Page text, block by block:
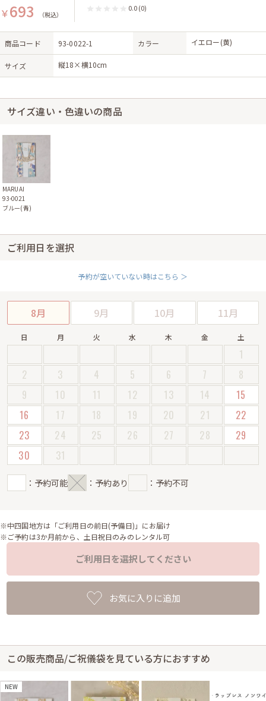
￥693 （税込）
0.0(0)
商品コード 93-0022-1 カラー イエロー(黄)
サイズ 縦18×横10cm
サイズ違い・色違いの商品
MARUAI
93-0021
ブルー(青)
ご利用日を選択
予約が空いていない時はこちら ＞
8月 9月 10月 11月
日 月 火 水 木 金 土
1
2
3 4 5 6 7
8
9
10 11 12 13 14
15
16
17 18 19 20 21
22
23
24 25 26 27 28
29
30
31
：予約可能 ：予約あり ：予約不可
※中四国地方は「ご利用日の前日(予備日)」にお届け
※ご予約は3か月前から、土日祝日のみのレンタル可
ご利用日を選択してください
お気に入りに追加
この販売商品/ご祝儀袋を見ている方におすすめ
NEW